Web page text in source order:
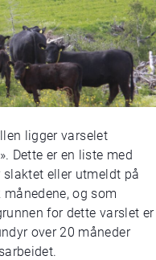
ligger varselet
Dette er en liste med
slaktet eller utmeldt på
og som
for dette varslet
over 20 måneder